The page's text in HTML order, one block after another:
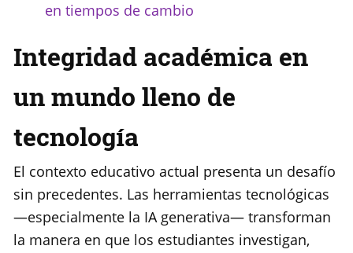
en tiempos de cambio
Integridad académica en
un mundo lleno de
tecnología
El contexto educativo actual presenta un desafío
sin precedentes. Las herramientas tecnológicas
—especialmente la IA generativa— transforman
la manera en que los estudiantes investigan,